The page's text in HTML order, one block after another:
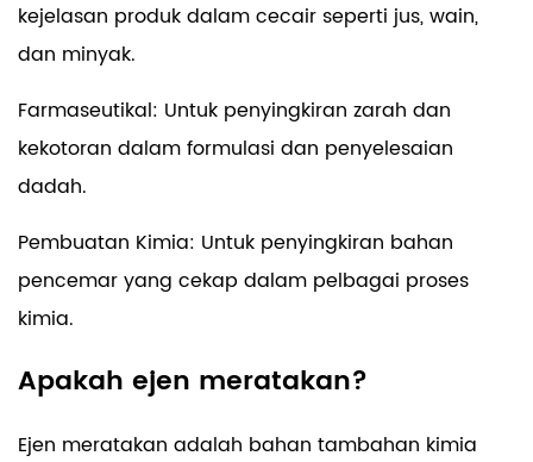
kejelasan produk dalam cecair seperti jus, wain,
dan minyak.
Farmaseutikal: Untuk penyingkiran zarah dan
kekotoran dalam formulasi dan penyelesaian
dadah.
Pembuatan Kimia: Untuk penyingkiran bahan
pencemar yang cekap dalam pelbagai proses
kimia.
Apakah ejen meratakan?
Ejen meratakan adalah bahan tambahan kimia